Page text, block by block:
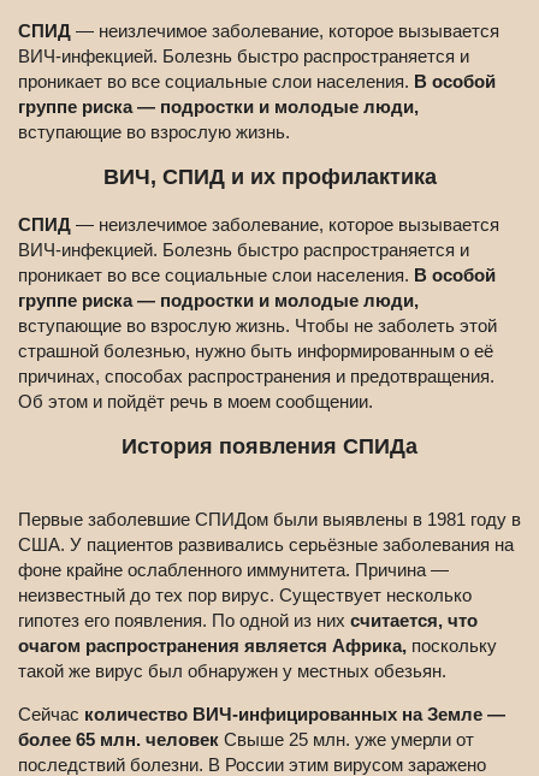
СПИД — неизлечимое заболевание, которое вызывается
ВИЧ-инфекцией. Болезнь быстро распространяется и
проникает во все социальные слои населения. В особой
группе риска — подростки и молодые люди,
вступающие во взрослую жизнь.
ВИЧ, СПИД и их профилактика
СПИД — неизлечимое заболевание, которое вызывается
ВИЧ-инфекцией. Болезнь быстро распространяется и
проникает во все социальные слои населения. В особой
группе риска — подростки и молодые люди,
вступающие во взрослую жизнь. Чтобы не заболеть этой
страшной болезнью, нужно быть информированным о её
причинах, способах распространения и предотвращения.
Об этом и пойдёт речь в моем сообщении.
История появления СПИДа
Первые заболевшие СПИДом были выявлены в 1981 году в
США. У пациентов развивались серьёзные заболевания на
фоне крайне ослабленного иммунитета. Причина —
неизвестный до тех пор вирус. Существует несколько
гипотез его появления. По одной из них считается, что
очагом распространения является Африка, поскольку
такой же вирус был обнаружен у местных обезьян.
Сейчас количество ВИЧ-инфицированных на Земле —
более 65 млн. человек Свыше 25 млн. уже умерли от
последствий болезни. В России этим вирусом заражено